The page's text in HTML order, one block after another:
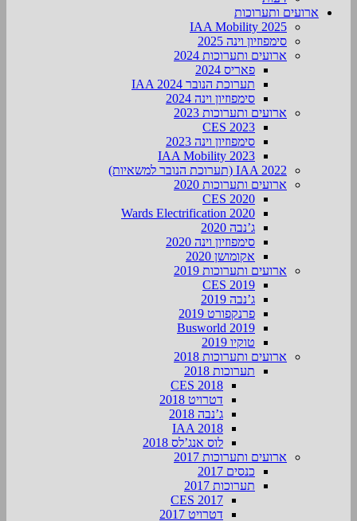
ארועים ותערוכות
2025 IAA Mobility
סימפוזיון וינה 2025
ארועים ותערוכות 2024
פאריס 2024
תערוכת הנובר IAA 2024
סימפוזיון וינה 2024
ארועים ותערוכות 2023
CES 2023
סימפוזיון וינה 2023
IAA Mobility 2023
IAA 2022 (תערוכת הנובר למשאיות)
ארועים ותערוכות 2020
CES 2020
Wards Electrification 2020
ג’נבה 2020
סימפוזיון וינה 2020
אקומושן 2020
ארועים ותערוכות 2019
CES 2019
ג’נבה 2019
פרנקפורט 2019
Busworld 2019
טוקיו 2019
ארועים ותערוכות 2018
תערוכות 2018
CES 2018
דטרויט 2018
ג’נבה 2018
IAA 2018
לוס אנג’לס 2018
ארועים ותערוכות 2017
כנסים 2017
תערוכות 2017
CES 2017
דטרויט 2017